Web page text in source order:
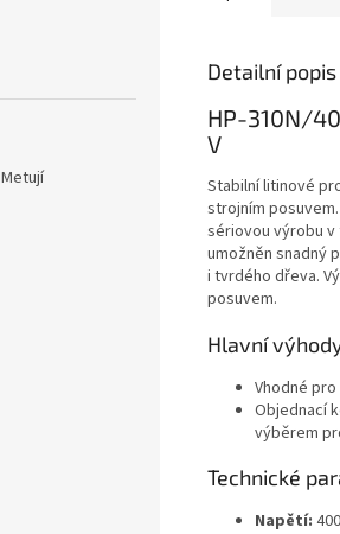
Detailní
HP-310N/
V
Stabilní litinové
strojním
sériovou výrobu v
umožněn snadný
i tvrdého dřeva.
posuvem.
Hlavní
Vhodné
Objednací
výběrem
Technické
Napětí: